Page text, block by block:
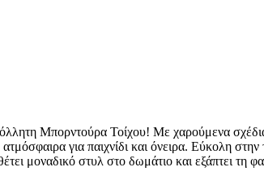
Μπορντούρα Τοίχου! Με χαρούμενα
για παιχνίδι και όνειρα. Εύκολη
μοναδικό στυλ στο δωμάτιο και εξάπτει τη